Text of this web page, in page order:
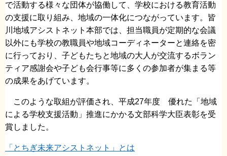
で活動する様々な団体が協働して、学校における教育活動
の支援に取り組み、地域の一体化につながっています。皆
川地域アシストネット本部では、担当職員が定期的な会議
以外にも学校の教職員や地域コーディネーターと連絡を密
に行っており、子どもたちと地域の大人が交流するボラン
ティア感謝会や子ども会行事等に多くの参加者が集まる等
の成果をあげています。
このような取組が評価され、平成27年度 優れた「地域
による学校支援活動」推進にかかる文部科学大臣表彰を受
賞しました。
「とちぎ未来アシストネット」とは